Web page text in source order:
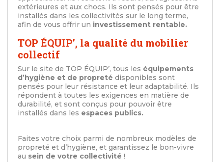
extérieures et aux chocs. Ils sont pensés pour être
installés dans les collectivités sur le long terme,
afin de vous offrir un investissement rentable.
TOP ÉQUIP’, la qualité du mobilier
collectif
Sur le site de TOP ÉQUIP’, tous les équipements
d’hygiène et de propreté disponibles sont
pensés pour leur résistance et leur adaptabilité. Ils
répondent à toutes les exigences en matière de
durabilité, et sont conçus pour pouvoir être
installés dans les espaces publics.
Faites votre choix parmi de nombreux modèles de
propreté et d’hygiène, et garantissez le bon-vivre
au sein de votre collectivité !